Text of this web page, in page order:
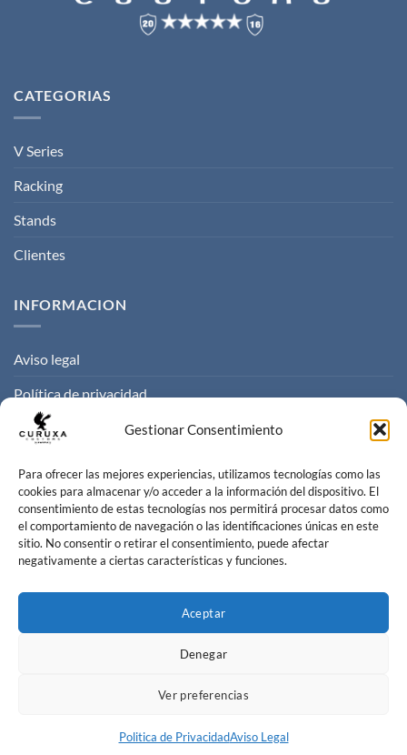
Gestionar Consentimiento
Para ofrecer las mejores experiencias, utilizamos tecnologías como las
cookies para almacenar y/o acceder a la información del dispositivo. El
consentimiento de estas tecnologías nos permitirá procesar datos como
el comportamiento de navegación o las identificaciones únicas en este
sitio. No consentir o retirar el consentimiento, puede afectar
negativamente a ciertas características y funciones.
Aceptar
Denegar
Ver preferencias
Politica de PrivacidadAviso Legal
CATEGORIAS
V Series
Racking
Stands
Clientes
INFORMACION
Aviso legal
Política de privacidad
Politica de cookies
CONTACTO
Contacta con nosotros
info@curuxacustoms.com
Curuxa Customs 2026 ©